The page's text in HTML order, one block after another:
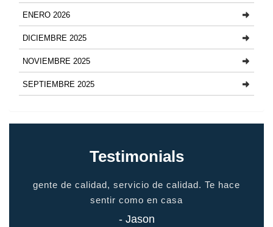
ENERO 2026
DICIEMBRE 2025
NOVIEMBRE 2025
SEPTIEMBRE 2025
Testimonials
gente de calidad, servicio de calidad. Te hace
sentir como en casa
- Jason